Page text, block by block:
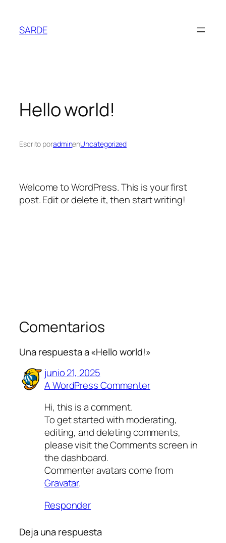
contenido
SARDE
Hello world!
Escrito poradminenUncategorized
Welcome to WordPress. This is your first
post. Edit or delete it, then start writing!
Comentarios
Una respuesta a «Hello world!»
junio 21, 2025
A WordPress Commenter
Hi, this is a comment.
To get started with moderating,
editing, and deleting comments,
please visit the Comments screen in
the dashboard.
Commenter avatars come from
Gravatar.
Responder
Deja una respuesta